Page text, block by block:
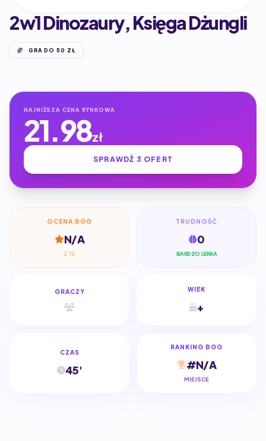
2w1 Dinozaury, Księga Dżungli
GRA DO 50 ZŁ
NAJNIŻSZA CENA RYNKOWA
21.98zł
SPRAWDŹ 3 OFERT
OCENA BGG
N/A
Z 10
TRUDNOŚĆ
0
BARDZO LEKKA
GRACZY WIEK
+
CZAS
45'
RANKING BGG
#N/A
MIEJSCE